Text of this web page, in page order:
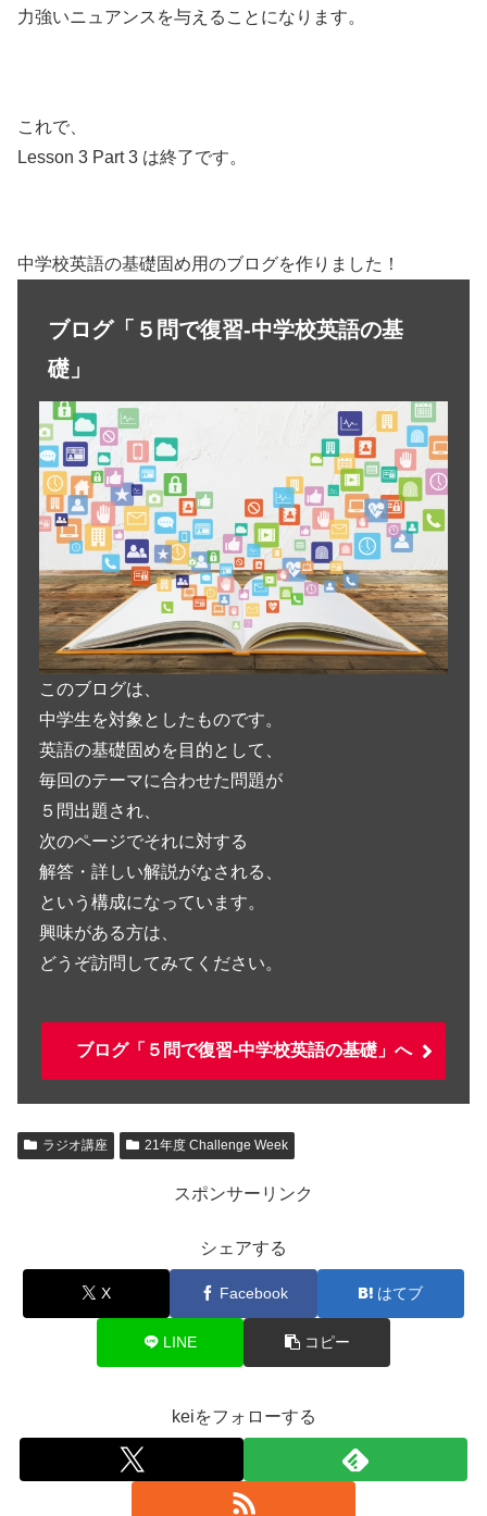
力強いニュアンスを与えることになります。
これで、
Lesson 3 Part 3 は終了です。
中学校英語の基礎固め用のブログを作りました！
ブログ「５問で復習-中学校英語の基
礎」
このブログは、
中学生を対象としたものです。
英語の基礎固めを目的として、
毎回のテーマに合わせた問題が
５問出題され、
次のページでそれに対する
解答・詳しい解説がなされる、
という構成になっています。
興味がある方は、
どうぞ訪問してみてください。
ブログ「５問で復習-中学校英語の基礎」へ
ラジオ講座 21年度 Challenge Week
スポンサーリンク
シェアする
X Facebook はてブ
LINE コピー
keiをフォローする